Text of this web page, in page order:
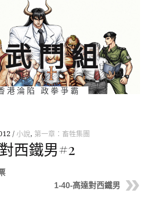
鬥組
港淪陷 政拳爭霸
小說, 第一章：畜牲集團
西鐵男#2
1-40-高達對西鐵男